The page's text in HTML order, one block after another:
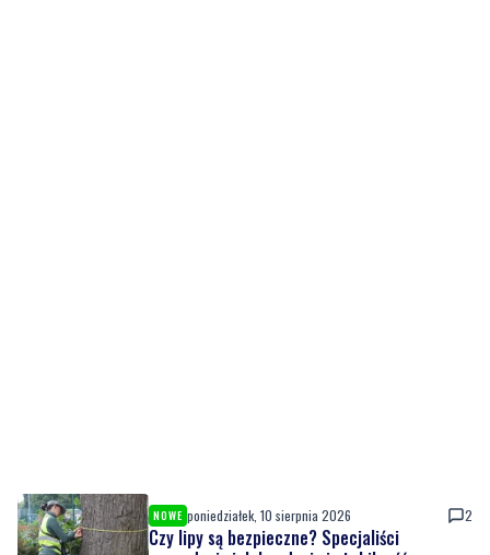
NOWE poniedziałek, 10 sierpnia 2026 2
Czy lipy są bezpieczne? Specjaliści